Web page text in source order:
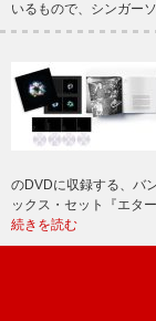
いるもので、シンガー
のDVDに収録する、バ
ックス・セット『エ
続きを読む